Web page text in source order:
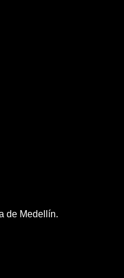
de Medellín.